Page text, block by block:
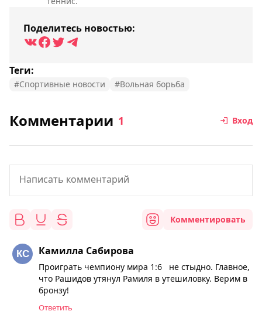
Поделитесь новостью:
Теги:
#Спортивные новости #Вольная борьба
Комментарии 1 Вход
Комментировать
Камилла Сабирова
Проиграть чемпиону мира 1:6 не стыдно. Главное,
что Рашидов утянул Рамиля в утешиловку. Верим в
бронзу!
Ответить